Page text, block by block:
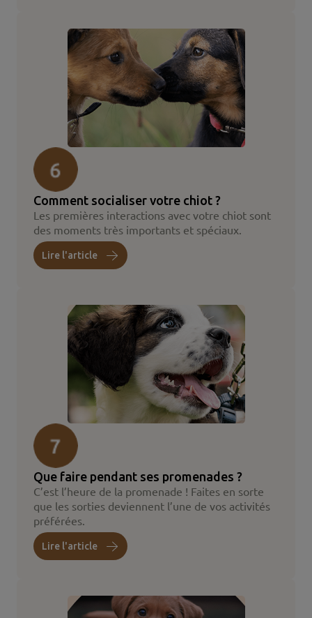
Comment socialiser votre chiot ?
Les premières interactions avec votre chiot sont
des moments très importants et spéciaux.
Lire l'article
Que faire pendant ses promenades ?
C’est l’heure de la promenade ! Faites en sorte
que les sorties deviennent l’une de vos activités
préférées.
Lire l'article